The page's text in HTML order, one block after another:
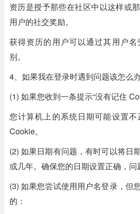
资历是授予那些在社区中以这样或
用户的社交奖励。
获得资历的用户可以通过其用户
别。
4、如果我在登录时遇到问题该怎么
(1) 如果您收到一条提示“没有记住
您计算机上的系统日期可能设置
Cookie。
(2) 如果日期有问题，有时可以将日
或几年。确保您的日期设置正确，问
(3) 如果您尝试使用用户名登录，但
的：